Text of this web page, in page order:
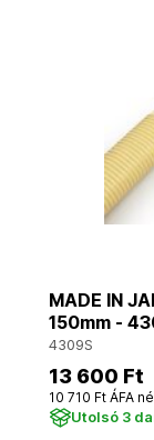
MADE IN
150mm -
4309S
13 600 Ft
10 710 Ft ÁFA
Utolsó 3